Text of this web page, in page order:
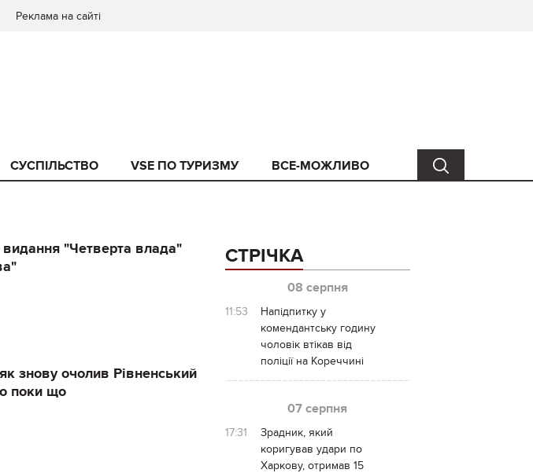
Реклама на сайті
СУСПІЛЬСТВО VSE ПО ТУРИЗМУ ВСЕ-МОЖЛИВО
"Четверта влада"
знову очолив Рівненський
поки що
СТРІЧКА
08 серпня
11:53
Напідпитку у
комендантську годину
чоловік втікав від
поліції на Кореччині
07 серпня
17:31
Зрадник, який
коригував удари по
Харкову, отримав 15